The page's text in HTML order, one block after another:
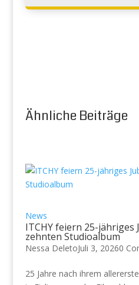
Ähnliche Beiträge
News
ITCHY feiern 25-jähriges
zehnten Studioalbum
Nessa DeletoJuli 3, 20260
25 Jahre nach ihrem